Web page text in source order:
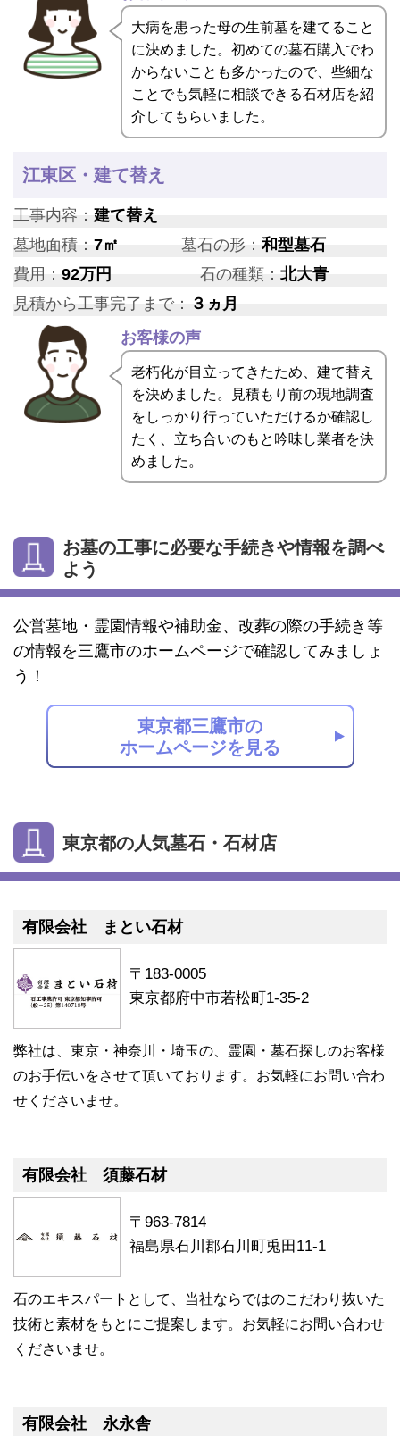
大病を患った母の生前墓を建てること
に決めました。初めての墓石購入でわ
からないことも多かったので、些細な
ことでも気軽に相談できる石材店を紹
介してもらいました。
江東区・建て替え
工事内容： 建て替え
墓地面積： 7㎡ 墓石の形：和型墓石
費用： 92万円 石の種類： 北大青
見積から工事完了まで： ３ヵ月
お客様の声
老朽化が目立ってきたため、建て替え
を決めました。見積もり前の現地調査
をしっかり行っていただけるか確認し
たく、立ち合いのもと吟味し業者を決
めました。
お墓の工事に必要な手続きや情報を調べ
よう
公営墓地・霊園情報や補助金、改葬の際の手続き等
の情報を三鷹市のホームページで確認してみましょ
う！
東京都三鷹市の
ホームページを見る
東京都の人気墓石・石材店
有限会社 まとい石材
〒183-0005
東京都府中市若松町1-35-2
弊社は、東京・神奈川・埼玉の、霊園・墓石探しのお客様
のお手伝いをさせて頂いております。お気軽にお問い合わ
せくださいませ。
有限会社 須藤石材
〒963-7814
福島県石川郡石川町兎田11-1
石のエキスパートとして、当社ならではのこだわり抜いた
技術と素材をもとにご提案します。お気軽にお問い合わせ
くださいませ。
有限会社 永永舎